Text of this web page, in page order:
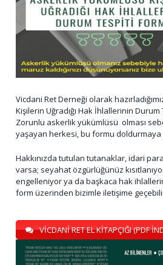
Vicdani Ret Derneği olarak
Kişilerin Uğradığı Hak İhlallerinin Durum
Zorunlu askerlik yükümlüsü olması
yaşayan herkesi, bu formu doldurmaya
Hakkınızda tutulan tutanaklar, idari
varsa; seyahat özgürlüğünüz
engelleniyor ya da başkaca hak
form üzerinden bizimle iletişime
VİCDANİ RET EL KİTAPÇIĞI (PDF